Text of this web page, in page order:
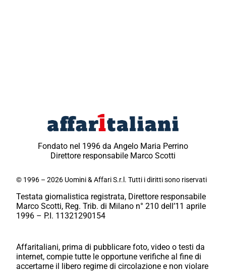
Fondato nel 1996 da Angelo Maria Perrino
Direttore responsabile Marco Scotti
© 1996 – 2026 Uomini & Affari S.r.l. Tutti i diritti sono riservati
Testata giornalistica registrata, Direttore responsabile
Marco Scotti, Reg. Trib. di Milano n° 210 dell’11 aprile
1996 – P.I. 11321290154
Affaritaliani, prima di pubblicare foto, video o testi da
internet, compie tutte le opportune verifiche al fine di
accertarne il libero regime di circolazione e non violare